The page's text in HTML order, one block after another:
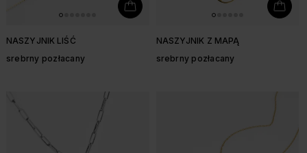
NASZYJNIK LIŚĆ
srebrny pozłacany
NASZYJNIK Z MAPĄ
srebrny pozłacany